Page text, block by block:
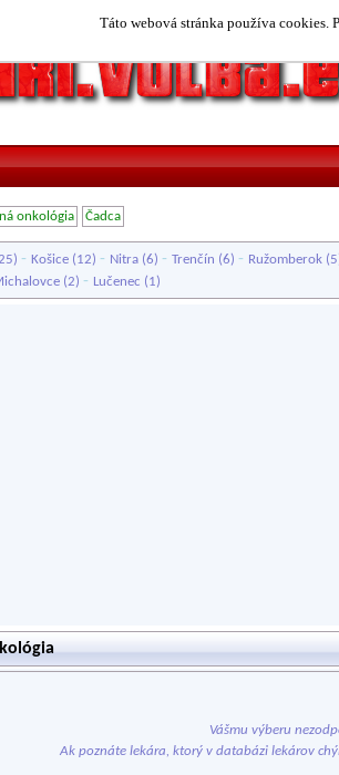
Táto webová stránka používa cookies.
onkológia Čadca
- Košice (12) - Nitra (6) - Trenčín (6) - Ružomberok
(2) - Lučenec (1)
Vášmu výberu
Ak poznáte lekára, ktorý v databázi lekárov